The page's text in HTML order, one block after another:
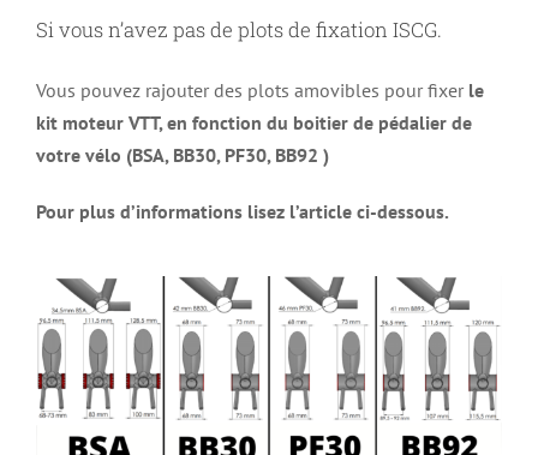
Si vous n’avez pas de plots de fixation ISCG.
Vous pouvez rajouter des plots amovibles pour fixer le
kit moteur VTT, en fonction du boitier de pédalier de
votre vélo (BSA, BB30, PF30, BB92 )
Pour plus d’informations lisez l’article ci-dessous.